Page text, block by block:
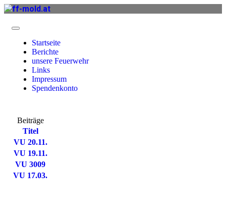
Startseite
Berichte
unsere Feuerwehr
Links
Impressum
Spendenkonto
Beiträge
Titel
VU 20.11.
VU 19.11.
VU 3009
VU 17.03.